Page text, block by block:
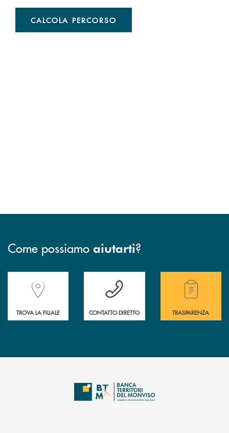
CALCOLA PERCORSO
Come possiamo aiutarti?
Accedi all' elenco completo delle filiali della Banca.
TROVA LA FILIALE
Hai bisogno di assistenza immediata?
CONTATTO DIRETTO
Hai bisogno di
TRASPARENZA